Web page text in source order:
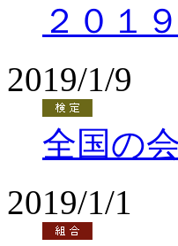
２０１
2019/1/9
全国の
2019/1/1